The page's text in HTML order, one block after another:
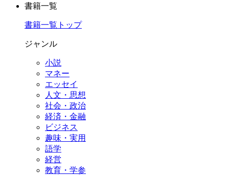
書籍一覧
書籍一覧トップ
ジャンル
小説
マネー
エッセイ
人文・思想
社会・政治
経済・金融
ビジネス
趣味・実用
語学
経営
教育・学参